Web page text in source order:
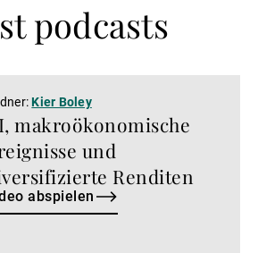
podcasts
makroökonomische
und
Renditen
Kier Boley
abspielen